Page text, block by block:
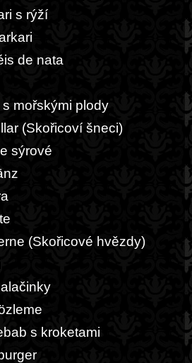
s rýží
de nata
mořskými plody
(Skořicoví šneci)
sýrové
(Skořicové hvězdy)
s kroketami